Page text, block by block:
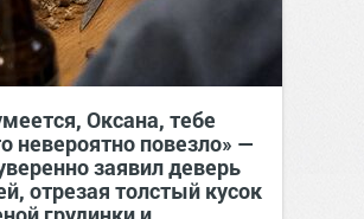
Оксана, тебе
невероятно повезло» —
заявил деверь
отрезая толстый кусок